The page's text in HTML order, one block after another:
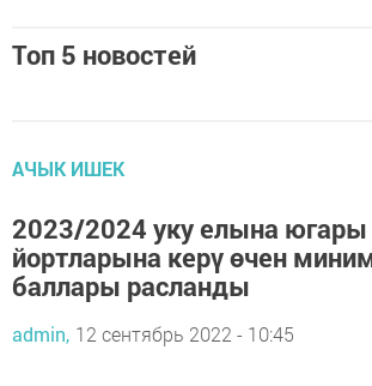
Топ 5 новостей
АЧЫК ИШЕК
2023/2024 уку елына югары
йортларына керү өчен
баллары расланды
admin, 12 сентябрь 2022 - 10:45